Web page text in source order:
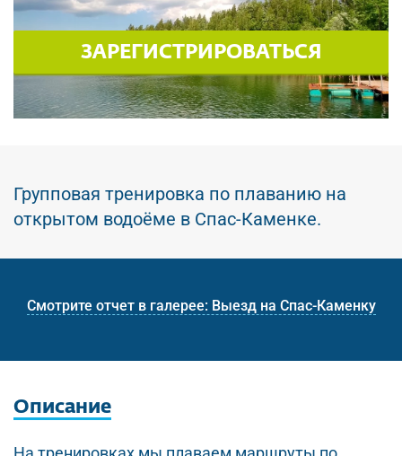
ЗАРЕГИСТРИРОВАТЬСЯ
Групповая тренировка по плаванию на
открытом водоёме в Спас-Каменке.
Смотрите отчет в галерее: Выезд на Спас-Каменку
Описание